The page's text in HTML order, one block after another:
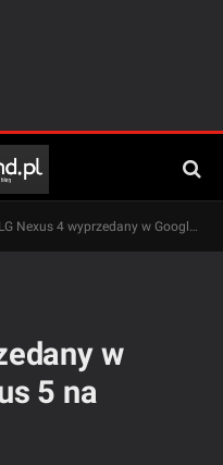
LG Nexus 4 wyprzedany w Google Play. Nexus 5 na horyzoncie
w
5 na